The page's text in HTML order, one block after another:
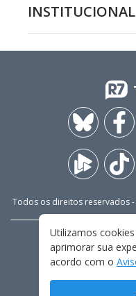
INSTITUCIONAL
Todos os direitos reservados -
TERMOS
Utilizamos
aprimorar sua
acordo com o